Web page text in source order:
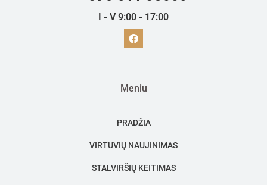
I - V 9:00 - 17:00
Meniu
PRADŽIA
VIRTUVIŲ NAUJINIMAS
STALVIRŠIŲ KEITIMAS